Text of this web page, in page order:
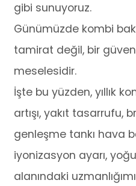
gibi sunuyoruz.
Günümüzde kombi
tamirat değil, bir
meselesidir.
İşte bu yüzden, yıllık
artışı, yakıt tasarrufu,
genleşme tankı hava
iyonizasyon ayarı,
alanındaki